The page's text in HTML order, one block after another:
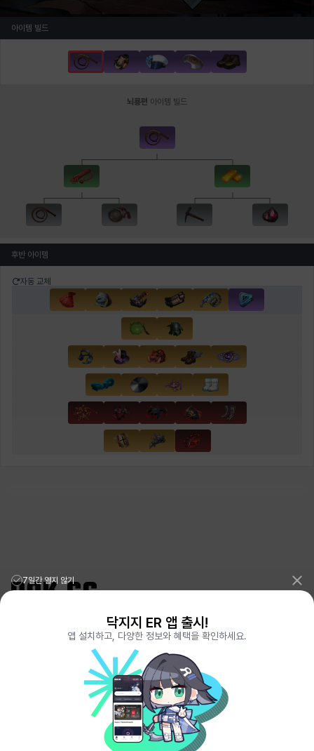
아이템 빌드
뇌룡편 아이템 빌드
후반 아이템
자동 교체
리그오브레전드 전적검색 포로지지PORO.GG
전략적팀전투 TFT 전적검색 롤체지지 LOLCHESS.GG
메이플스토리 종합통계MAPLE.GG
VALORANT.DAK.GG
배틀그라운드 전적검색PUBG.DAK.GG
이터널 리턴 전적검색ER.DAK.GG
GENSHIN.DAK.GG
DEADLOCK.DAK.GG
7일간 열지 않기
닥지지 ER 앱 출시!
앱 설치하고, 다양한 정보와 혜택을 확인하세요.